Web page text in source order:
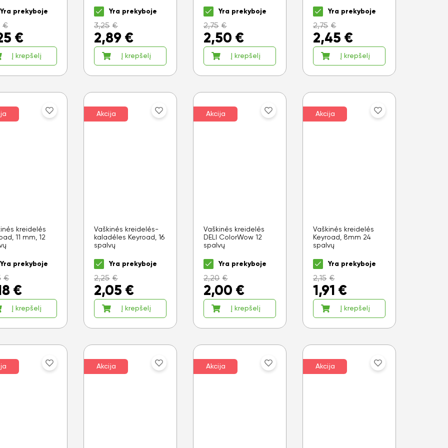
Yra prekyboje
€
€
Į krepšelį
Yra prekyboje
3,25 €
2,89 €
Į krepšelį
Yra prekyboje
2,75 €
2,50 €
Į krepšelį
Yra prekyboje
2,75 €
2,45 €
Į krepšelį
kreidelės
11 mm, 12
Yra prekyboje
€
€
Į krepšelį
Akcija
Vaškinės kreidelės-
kaladėles Keyroad, 16
spalvų
Yra prekyboje
2,25 €
2,05 €
Į krepšelį
Akcija
Vaškinės kreidelės
DELI ColorWow 12
spalvų
Yra prekyboje
2,20 €
2,00 €
Į krepšelį
Akcija
Vaškinės kreidelės
Keyroad, 8mm 24
spalvų
Yra prekyboje
2,15 €
1,91 €
Į krepšelį
Akcija Akcija Akcija